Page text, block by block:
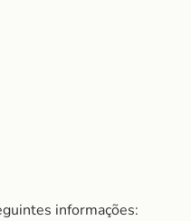
informações: